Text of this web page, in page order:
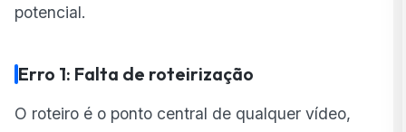
potencial.
Erro 1: Falta de roteirização
O roteiro é o ponto central de qualquer vídeo,